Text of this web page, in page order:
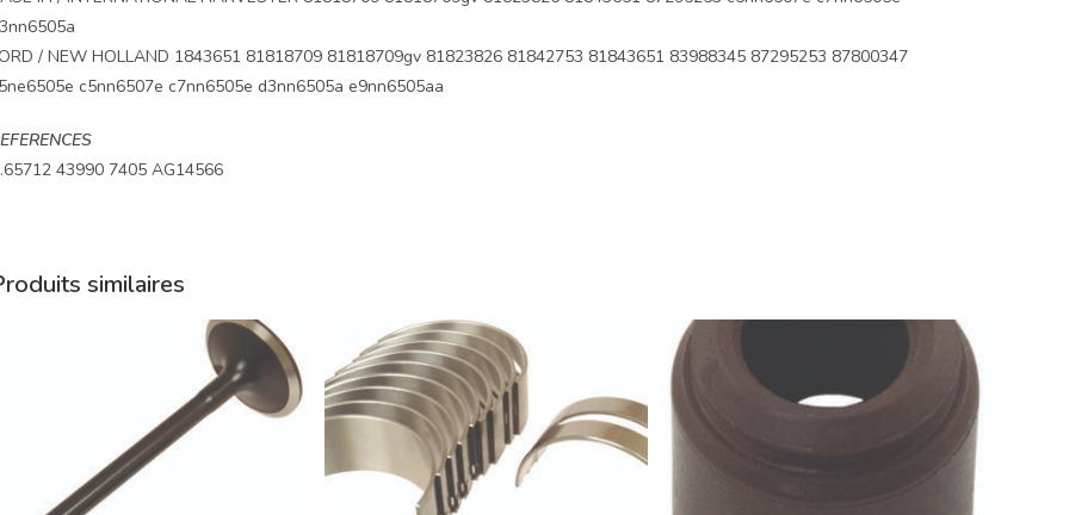
/ NEW HOLLAND 1843651 81818709 81818709gv 81823826 81842753 81843651 83988345 87295253 87800347
c5nn6507e c7nn6505e d3nn6505a e9nn6505aa
43990 7405 AG14566
similaires